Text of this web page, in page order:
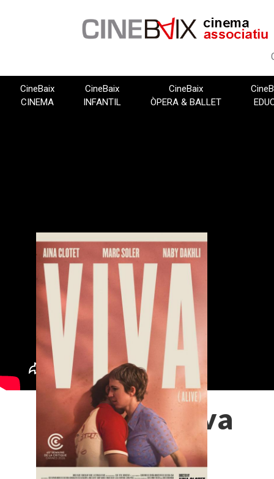
CineBaix
CINEMA
CineBaix
INFANTIL
CineBaix
ÒPERA & BALLET
Viva